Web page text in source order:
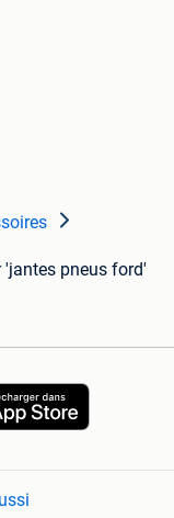
'jantes pneus ford'